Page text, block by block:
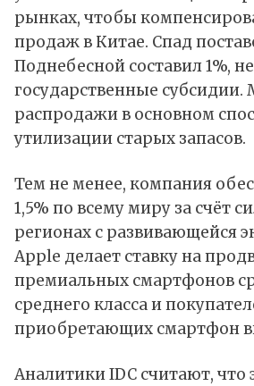
рынках, чтобы
продаж в Китае. Спад
Поднебесной составил 1%,
государственные
распродажи в основном
утилизации старых запасов.
Тем не менее, компания
1,5% по всему миру за счёт
регионах с развивающейся
Apple делает ставку на
премиальных смартфонов
среднего класса и
приобретающих смартфон
Аналитики IDC считают, что